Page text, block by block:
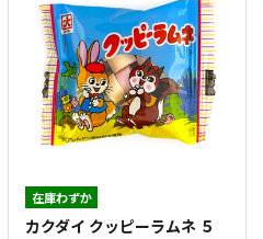
在庫わずか
カクダイ クッピーラムネ ５